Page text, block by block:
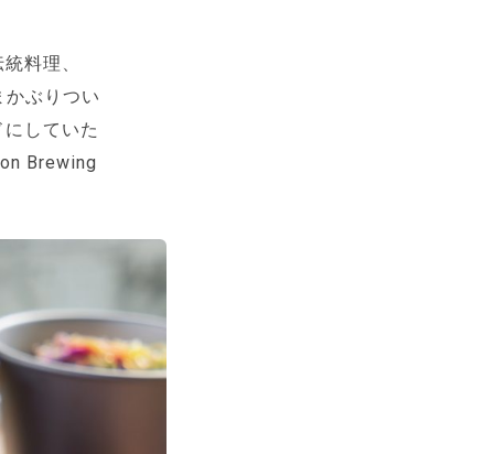
料理、
ぶりつい
していた
Brewing